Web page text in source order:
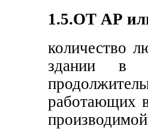
1.5.ОТ АР
количество
здании в
работающих